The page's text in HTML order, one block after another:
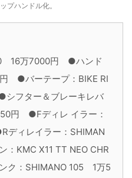
プハンドル化。
16万7000円 ●ハンド
●バーテープ：BIKE RI
フター＆ブレーキレバ
円 ●Fディレ イラー：
ィレイラー：SHIMAN
KMC X11 TT NEO CHR
：SHIMANO 105 1万5